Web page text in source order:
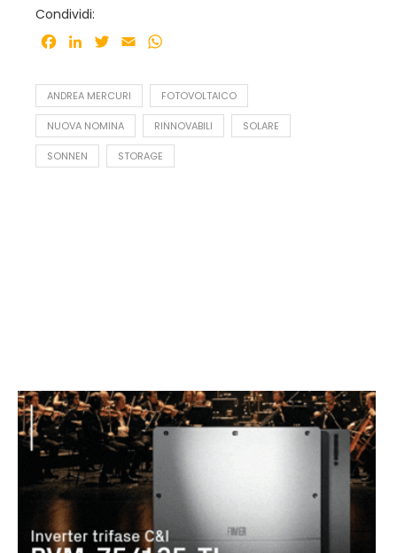
Condividi:
Facebook
LinkedInTwitter
Email
ANDREA MERCURI FOTOVOLTAICO
NUOVA NOMINA RINNOVABILI SOLARE
SONNEN STORAGE